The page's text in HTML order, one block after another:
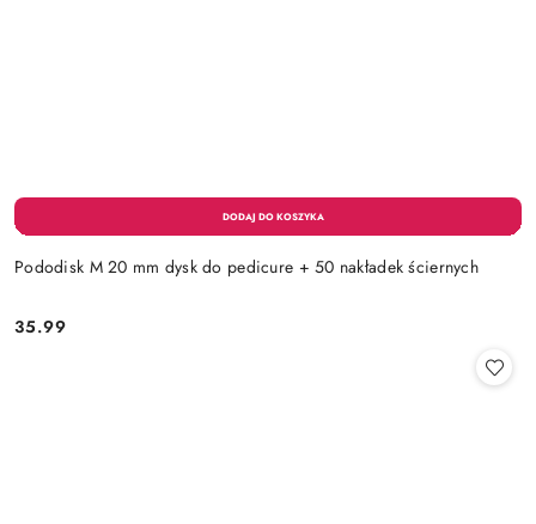
Pododisk M 20 mm dysk do pedicure + 50 nakładek ściernych
Cena:
35.99